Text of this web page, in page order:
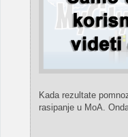
Kada rezultate
rasipanje u MoA.